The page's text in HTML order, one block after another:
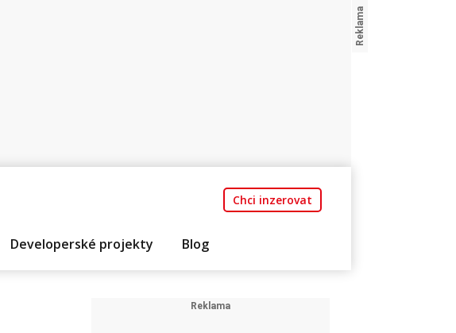
Chci inzerovat
Developerské projekty Blog